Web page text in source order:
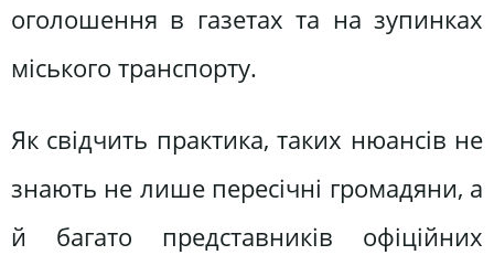
оголошення в газетах та на зупинках
міського транспорту.
Як свідчить практика, таких нюансів не
знають не лише пересічні громадяни, а
й багато представників офіційних